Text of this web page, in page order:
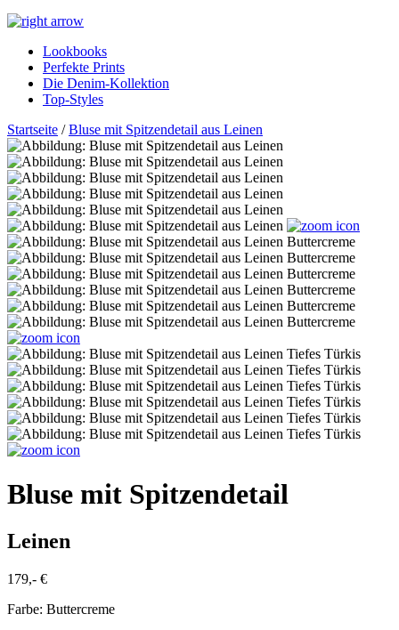
Lookbooks
Perfekte Prints
Die Denim-Kollektion
Top-Styles
Startseite /Bluse mit Spitzendetail aus Leinen
Bluse mit Spitzendetail
Leinen
179,- €
Farbe: Buttercreme